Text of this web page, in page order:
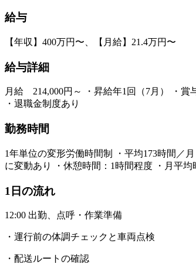
給与
【年収】400万円〜、【月給】21.4万円〜
給与詳細
月給 214,000円～ ・昇給年1回（7月） ・賞
・退職金制度あり
勤務時間
1年単位の変形労働時間制 ・平均173時間／
に変動あり ・休憩時間：1時間程度 ・月平均
1日の流れ
12:00 出勤、点呼・作業準備
・運行前の体調チェックと車両点検
・配送ルートの確認